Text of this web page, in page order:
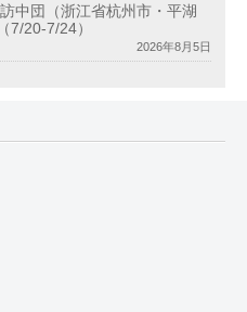
中団（浙江省杭州市・平湖
7/20-7/24）
2026年8月5日